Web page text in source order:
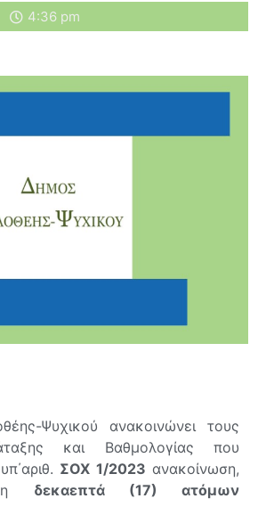
4:36 pm
Ψυχικού ανακοινώνει τους
και Βαθμολογίας που
ΣΟΧ 1/2023 ανακοίνωση,
δεκαεπτά (17) ατόμων